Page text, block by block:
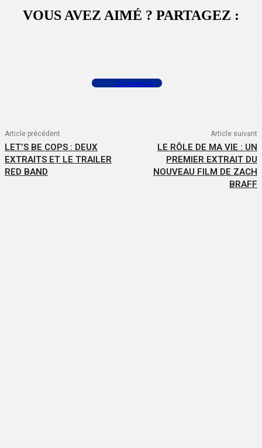
VOUS AVEZ AIMÉ ? PARTAGEZ :
Commenter
Article précédent
LET’S BE COPS : DEUX
EXTRAITS ET LE TRAILER
RED BAND
Article suivant
LE RÔLE DE MA VIE : UN
PREMIER EXTRAIT DU
NOUVEAU FILM DE ZACH
BRAFF